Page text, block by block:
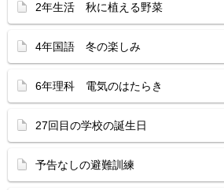
2年生活 秋に植える野菜
4年国語 冬の楽しみ
6年理科 電気のはたらき
27回目の学校の誕生日
予告なしの避難訓練